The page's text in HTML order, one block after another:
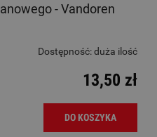
- Vandoren
Dostępność:duża ilość
13,50 zł
DO KOSZYKA